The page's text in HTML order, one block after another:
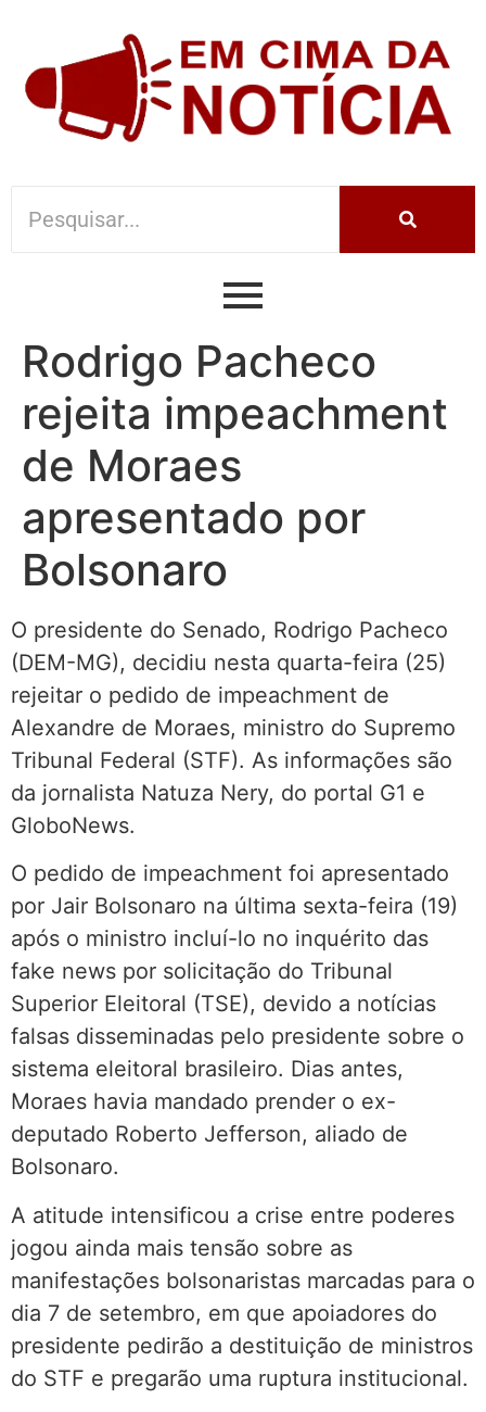
Rodrigo Pacheco
rejeita impeachment
de Moraes
apresentado por
Bolsonaro
O presidente do Senado, Rodrigo Pacheco
(DEM-MG), decidiu nesta quarta-feira (25)
rejeitar o pedido de impeachment de
Alexandre de Moraes, ministro do Supremo
Tribunal Federal (STF). As informações são
da jornalista Natuza Nery, do portal G1 e
GloboNews.
O pedido de impeachment foi apresentado
por Jair Bolsonaro na última sexta-feira (19)
após o ministro incluí-lo no inquérito das
fake news por solicitação do Tribunal
Superior Eleitoral (TSE), devido a notícias
falsas disseminadas pelo presidente sobre o
sistema eleitoral brasileiro. Dias antes,
Moraes havia mandado prender o ex-
deputado Roberto Jefferson, aliado de
Bolsonaro.
A atitude intensificou a crise entre poderes
jogou ainda mais tensão sobre as
manifestações bolsonaristas marcadas para o
dia 7 de setembro, em que apoiadores do
presidente pedirão a destituição de ministros
do STF e pregarão uma ruptura institucional.